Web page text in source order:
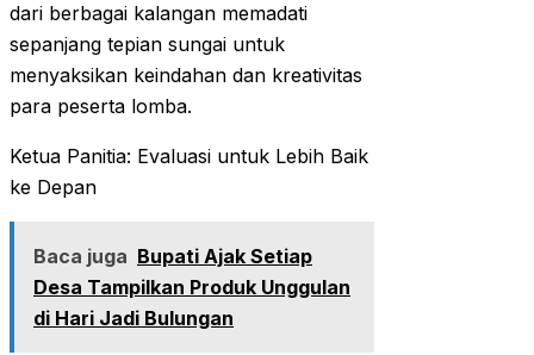
dari berbagai kalangan memadati
sepanjang tepian sungai untuk
menyaksikan keindahan dan kreativitas
para peserta lomba.
Ketua Panitia: Evaluasi untuk Lebih Baik
ke Depan
Baca juga Bupati Ajak Setiap
Desa Tampilkan Produk Unggulan
di Hari Jadi Bulungan